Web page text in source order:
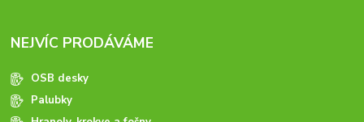
NEJVÍC PRODÁVÁME
OSB desky
Palubky